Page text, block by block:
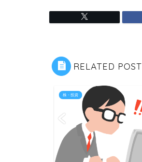
RELATED POST
株・投資